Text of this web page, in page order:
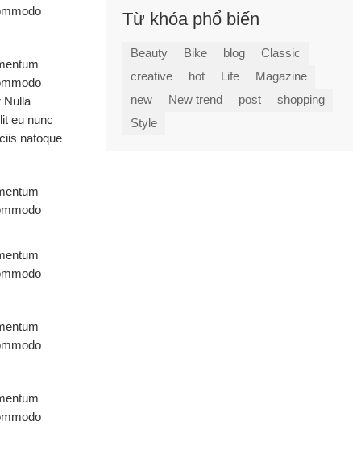
Nulla
eu nunc
natoque
Từ khóa phổ biến
Beauty Bike blog
Classic
creative
hot Life
Magazine
new
New trend post
shopping
Style